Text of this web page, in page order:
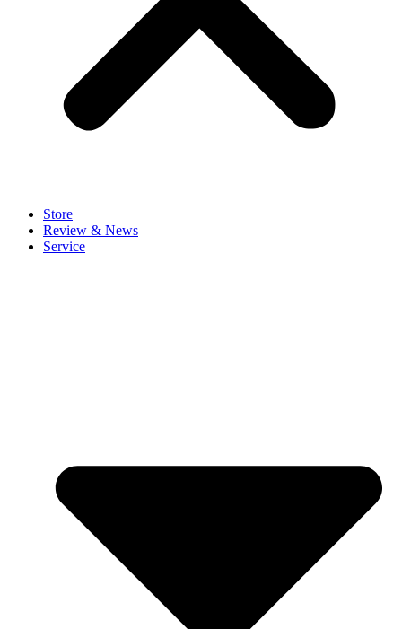
Store
Review & News
Service